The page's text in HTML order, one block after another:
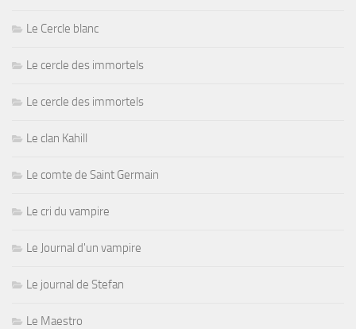
Le Cercle blanc
Le cercle des immortels
Le cercle des immortels
Le clan Kahill
Le comte de Saint Germain
Le cri du vampire
Le Journal d'un vampire
Le journal de Stefan
Le Maestro